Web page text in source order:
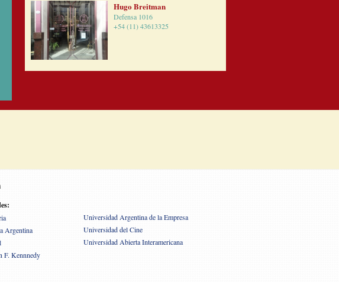
Hugo Breitman
Defensa 1016
+54 (11) 43613325
Argentina
F. Kennnedy
Universidad Argentina de la Empresa
Universidad del Cine
Universidad Abierta Interamericana